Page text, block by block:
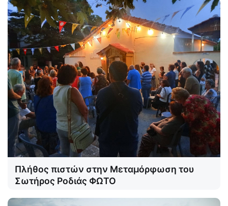
Πλήθος πιστών στην Μεταμόρφωση του
Σωτήρος Ροδιάς ΦΩΤΟ